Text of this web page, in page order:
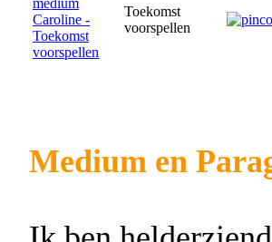
Toekomst
voorspellen
Medium en